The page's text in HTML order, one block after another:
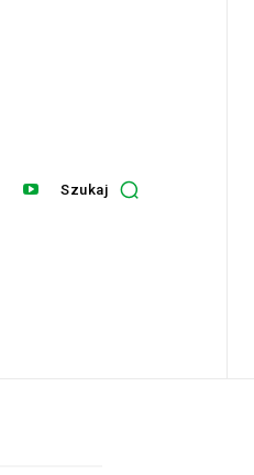
Szukaj